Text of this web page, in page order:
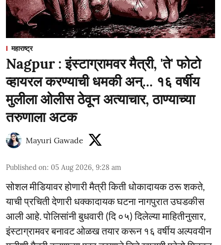
महाराष्ट्र
Nagpur : इंस्टाग्रामवर मैत्री, 'ते' फोटो
व्हायरल करण्याची धमकी अन्... १६ वर्षीय
मुलीला ओलीस ठेवून अत्याचार, ठाण्याच्या
तरुणाला अटक
Mayuri Gawade
Published on: 05 Aug 2026, 9:28 am
सोशल मीडियावर होणारी मैत्री किती धोकादायक ठरू शकते,
याची प्रचिती देणारी धक्कादायक घटना नागपुरात उघडकीस
आली आहे. पोलिसांनी बुधवारी (दि ०५) दिलेल्या माहितीनुसार,
इंस्टाग्रामवर बनावट ओळख तयार करून १६ वर्षीय अल्पवयीन